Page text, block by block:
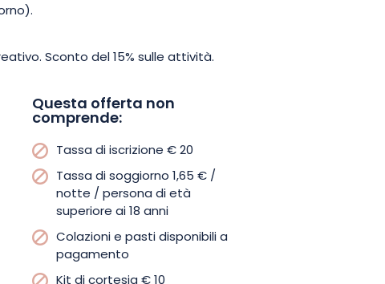
disponibili in loco!
Sconto del 15% sulle attività.
Questa offerta non
comprende:
Tassa di iscrizione € 20
Tassa di soggiorno 1,65 € /
notte / persona di età
superiore ai 18 anni
Colazioni e pasti disponibili a
pagamento